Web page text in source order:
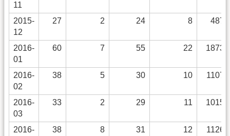
11
2015-
12
27 2 24 8 487
2016-
01
60 7 55 22 1873
2016-
02
38 5 30 10 1107
2016-
03
33 2 29 11 1015
2016-
38 8 31 12 1126